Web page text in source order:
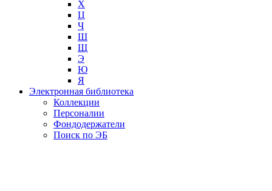
Х
Ц
Ч
Ш
Щ
Э
Ю
Я
Электронная библиотека
Коллекции
Персоналии
Фондодержатели
Поиск по ЭБ